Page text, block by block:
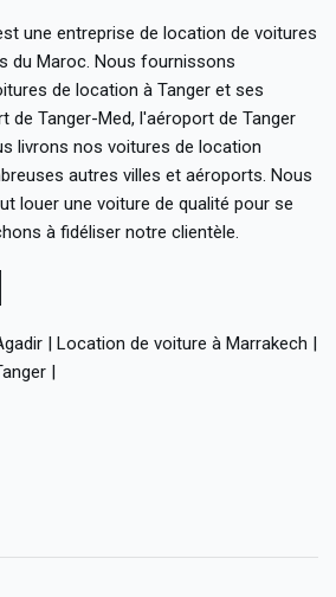
une entreprise de location de voitures
du Maroc. Nous fournissons
de location à Tanger et ses
de Tanger-Med, l'aéroport de Tanger
livrons nos voitures de location
autres villes et aéroports. Nous
louer une voiture de qualité pour se
à fidéliser notre clientèle.
| Location de voiture à Marrakech |
|